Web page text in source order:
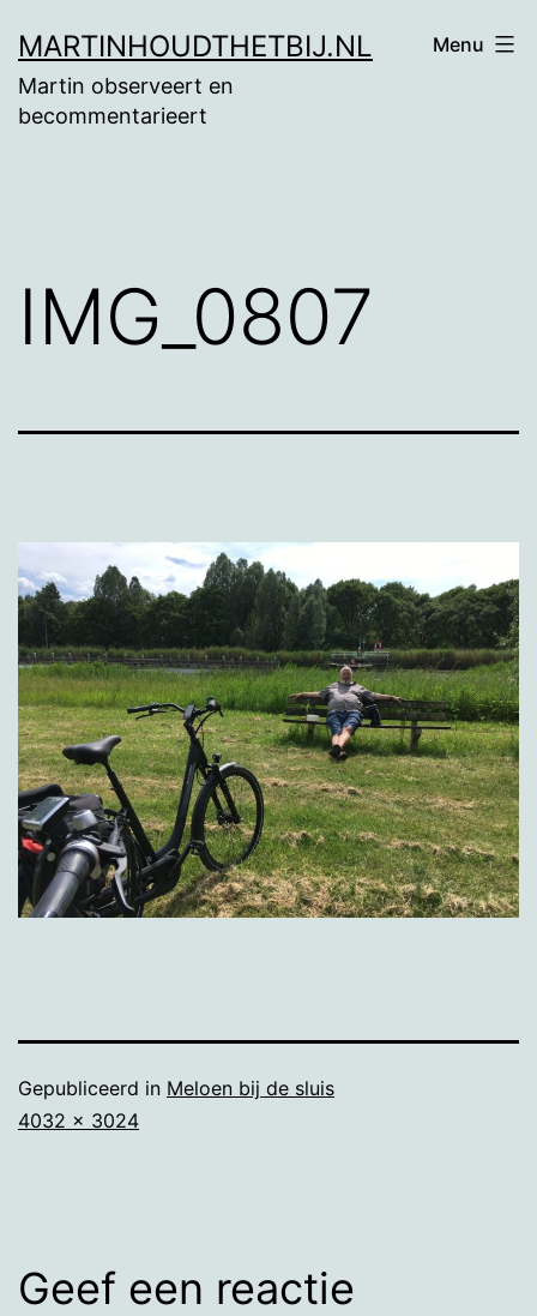
naar
de
MARTINHOUDTHETBIJ.NL
Martin observeert en
becommentarieert
Menu
IMG_0807
Gepubliceerd in Meloen bij de sluis
Volledige
4032 × 3024
Geef een reactie